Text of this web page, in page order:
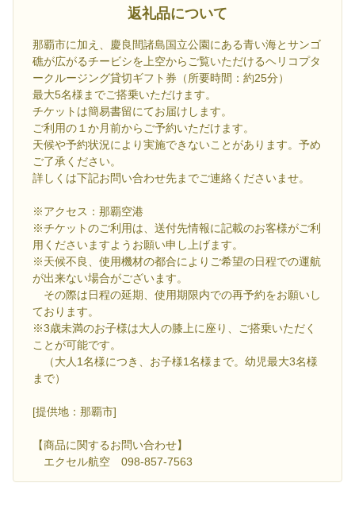
返礼品について
那覇市に加え、慶良間諸島国立公園にある青い海とサンゴ
礁が広がるチービシを上空からご覧いただけるヘリコプタ
ークルージング貸切ギフト券（所要時間：約25分）
最大5名様までご搭乗いただけます。
チケットは簡易書留にてお届けします。
ご利用の１か月前からご予約いただけます。
天候や予約状況により実施できないことがあります。予め
ご了承ください。
詳しくは下記お問い合わせ先までご連絡くださいませ。
※アクセス：那覇空港
※チケットのご利用は、送付先情報に記載のお客様がご利
用くださいますようお願い申し上げます。
※天候不良、使用機材の都合によりご希望の日程での運航
が出来ない場合がございます。
その際は日程の延期、使用期限内での再予約をお願いし
ております。
※3歳未満のお子様は大人の膝上に座り、ご搭乗いただく
ことが可能です。
（大人1名様につき、お子様1名様まで。幼児最大3名様
まで）
[提供地：那覇市]
【商品に関するお問い合わせ】
エクセル航空 098-857-7563